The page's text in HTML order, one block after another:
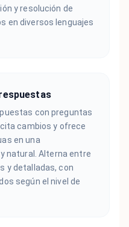
y resolución de
en diversos lenguajes
con preguntas
cambios y ofrece
en una
natural. Alterna entre
y detalladas, con
según el nivel de